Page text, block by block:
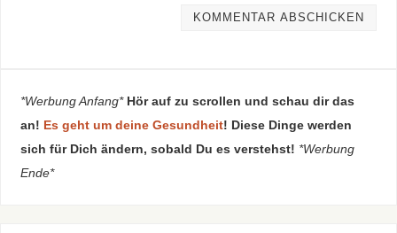
*Werbung Anfang* Hör auf zu scrollen und schau dir das
an! Es geht um deine Gesundheit! Diese Dinge werden
sich für Dich ändern, sobald Du es verstehst! *Werbung
Ende*